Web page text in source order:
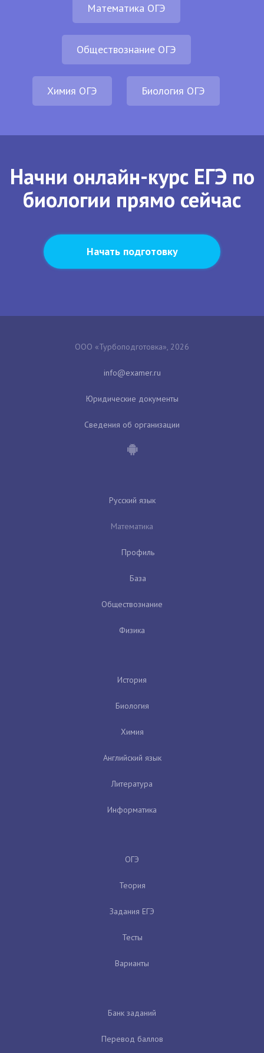
Математика ОГЭ
Обществознание ОГЭ
Химия ОГЭ Биология ОГЭ
Начни онлайн-курс ЕГЭ по
биологии прямо сейчас
Начать подготовку
ООО «Турбоподготовка», 2026
Юридические документы
Сведения об организации
Русский язык
Математика
Профиль
База
Обществознание
Физика
История
Биология
Химия
Английский язык
Литература
Информатика
ОГЭ
Теория
Задания ЕГЭ
Тесты
Варианты
Банк заданий
Перевод баллов